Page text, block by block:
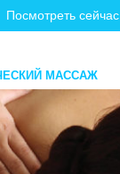
Посмотреть сейчас
МАССАЖ